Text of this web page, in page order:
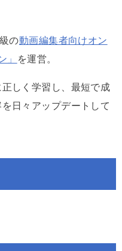
の動画編集者向けオン
」
を運営。
しく学習し、最短で成
日々アップデートして